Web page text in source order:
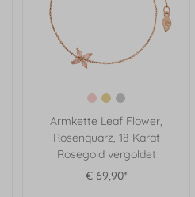
Armkette Leaf Flower,
Rosenquarz, 18 Karat
Rosegold vergoldet
€ 69,90*